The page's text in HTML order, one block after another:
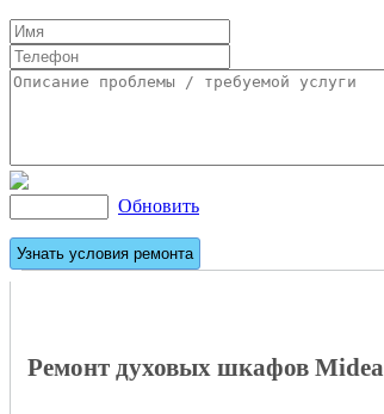
Обновить
Ремонт духовых шкафов Midea